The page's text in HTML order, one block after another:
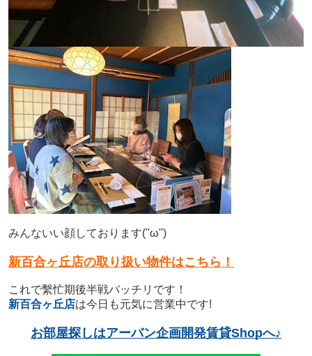
みんないい顔しております(''ω'')
新百合ヶ丘店の取り扱い物件はこちら！
これで繫忙期後半戦バッチリです！
新百合ヶ丘店は今日も元気に営業中です!
お部屋探しはアーバン企画開発賃貸Shopへ♪